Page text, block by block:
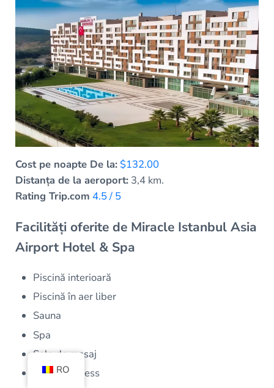
Cost pe noapte De la: $132.00
Distanța de la aeroport:3,4 km.
Rating Trip.com 4.5 / 5
Facilități oferite de Miracle Istanbul Asia
Airport Hotel & Spa
Piscină interioară
Piscină în aer liber
Sauna
Spa
Sala de masaj
Sala de fitness
RO